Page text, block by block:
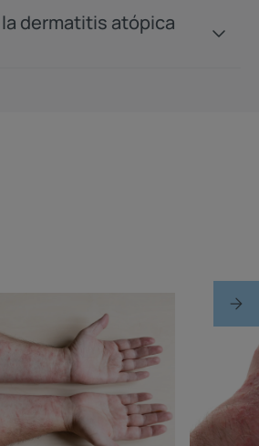
dermatitis atópica
Descubrir
¿Qué
eczema?